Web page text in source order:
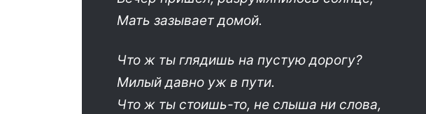
Мать зазывает домой.
Что ж ты глядишь на пустую дорогу?
Милый давно уж в пути.
Что ж ты стоишь-то, не слыша ни слова,